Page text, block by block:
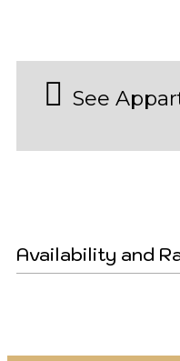
See
Availability and